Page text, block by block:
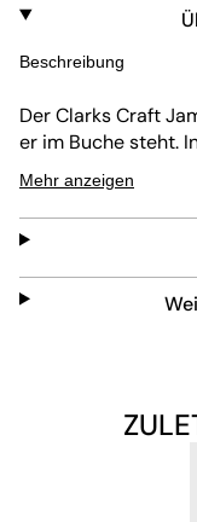
Beschreibung
Der Clarks Craft
er im Buche steht.
Konstruktion aus
ist auch auf
Applikationen auf
für das extra Detail,
Schwarz gehalten
verstauen kannst
Obermaterial:
Mehr anzeigen